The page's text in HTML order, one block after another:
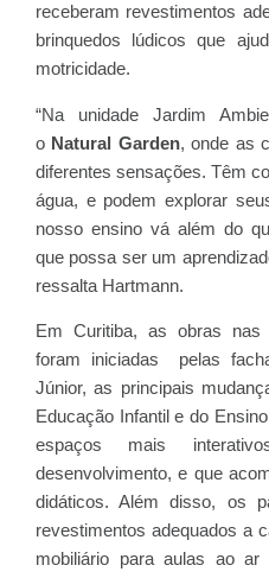
receberam revestimentos
brinquedos lúdicos que
motricidade.
“Na unidade Jardim
o Natural Garden, onde as
diferentes sensações. Têm
água, e podem explorar
nosso ensino vá além do
que possa ser um
ressalta Hartmann.
Em Curitiba, as obras nas
foram iniciadas pelas
Júnior, as principais
Educação Infantil e do
espaços mais
desenvolvimento, e que
didáticos. Além disso, os
revestimentos adequados a
mobiliário para aulas ao